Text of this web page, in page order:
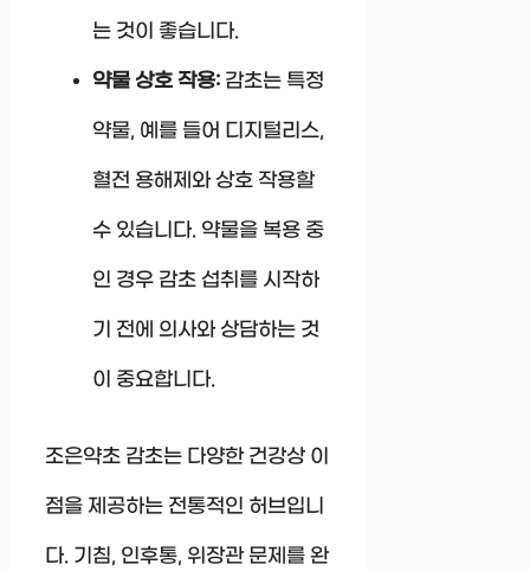
는 것이 좋습니다.
약물 상호 작용: 감초는 특정
약물, 예를 들어 디지털리스,
혈전 용해제와 상호 작용할
수 있습니다. 약물을 복용 중
인 경우 감초 섭취를 시작하
기 전에 의사와 상담하는 것
이 중요합니다.
조은약초 감초는 다양한 건강상 이
점을 제공하는 전통적인 허브입니
다. 기침, 인후통, 위장관 문제를 완